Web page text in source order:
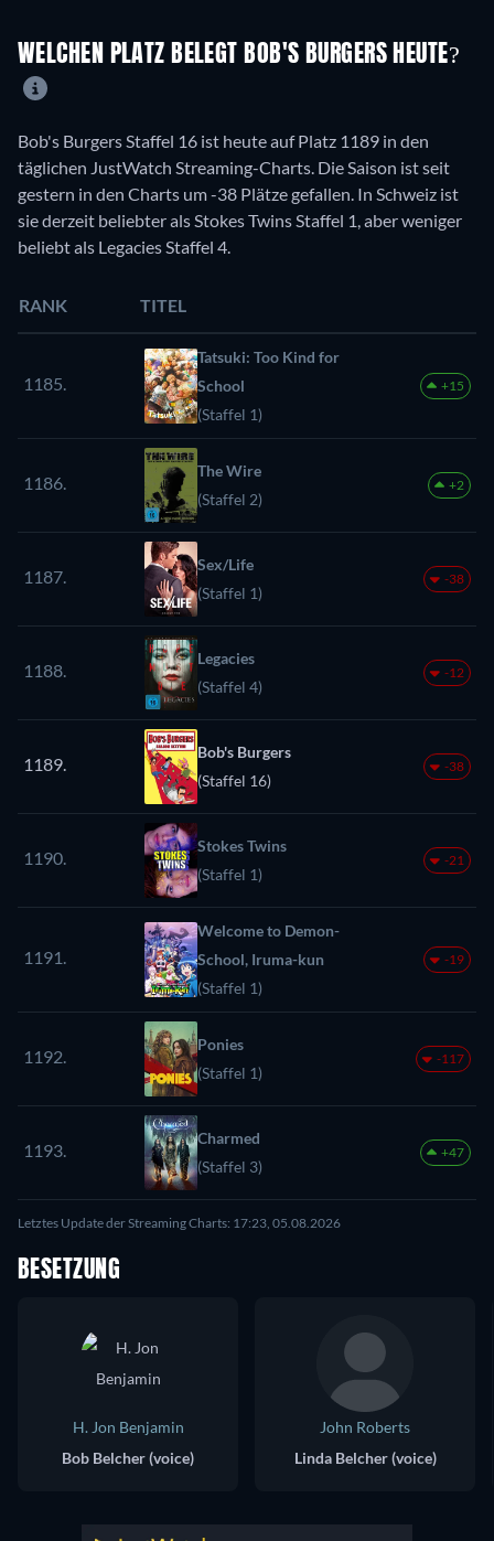
WELCHEN PLATZ BELEGT BOB'S BURGERS HEUTE?
Bob's Burgers Staffel 16 ist heute auf Platz 1189 in den
täglichen JustWatch Streaming-Charts. Die Saison ist seit
gestern in den Charts um -38 Plätze gefallen. In Schweiz ist
sie derzeit beliebter als Stokes Twins Staffel 1, aber weniger
beliebt als Legacies Staffel 4.
RANK TITEL
1185.
Tatsuki: Too Kind for
School
(Staffel 1)
+15
1186.
The Wire
(Staffel 2)
+2
1187.
Sex/Life
(Staffel 1)
-38
1188.
Legacies
(Staffel 4)
-12
1189.
Bob's Burgers
(Staffel 16)
-38
1190.
Stokes Twins
(Staffel 1)
-21
1191.
Welcome to Demon-
School, Iruma-kun
(Staffel 1)
-19
1192.
Ponies
(Staffel 1)
-117
1193.
Charmed
(Staffel 3)
+47
Letztes Update der Streaming Charts: 17:23, 05.08.2026
BESETZUNG
H. Jon Benjamin
Bob Belcher (voice)
John Roberts
Linda Belcher (voice)